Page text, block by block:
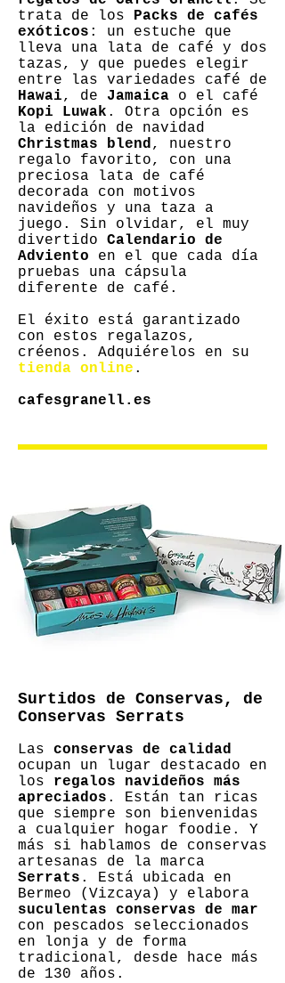
trata de los Packs de cafés
exóticos : un estuche que
lleva una lata de café y dos
tazas, y que puedes elegir
entre las variedades café de
Hawai, de Jamaica o el café
Kopi Luwak . Otra opción es
la edición de navidad
Christmas blend, nuestro
regalo favorito, con una
preciosa lata de café
decorada con motivos
navideños y una taza a
juego. Sin olvidar, el muy
divertido Calendario de
Adviento en el que cada día
pruebas una cápsula
diferente de café.
El éxito está garantizado
con estos regalazos,
créenos. Adquiérelos en su
tienda online .
cafesgranell.es
Surtidos de Conservas, de
Conservas Serrats
Las conservas de calidad
ocupan un lugar destacado en
los regalos navideños más
apreciados . Están tan ricas
que siempre son bienvenidas
a cualquier hogar foodie. Y
más si hablamos de conservas
artesanas de la marca
Serrats . Está ubicada en
Bermeo (Vizcaya) y elabora
suculentas conservas de mar
con pescados seleccionados
en lonja y de forma
tradicional, desde hace más
de 130 años.